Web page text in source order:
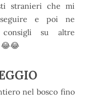
stranieri che mi
e poi ne
su altre
😂😂
nel bosco fino